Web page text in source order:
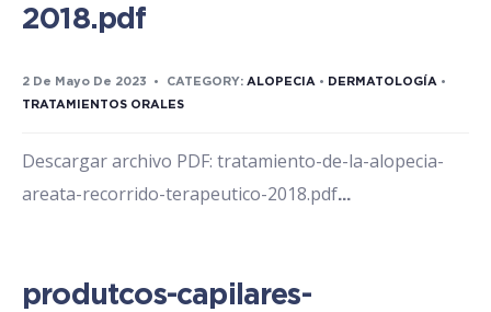
2018.pdf
2 De Mayo De 2023 • CATEGORY: ALOPECIA • DERMATOLOGÍA •
TRATAMIENTOS ORALES
Descargar archivo PDF: tratamiento-de-la-alopecia-
areata-recorrido-terapeutico-2018.pdf...
produtcos-capilares-